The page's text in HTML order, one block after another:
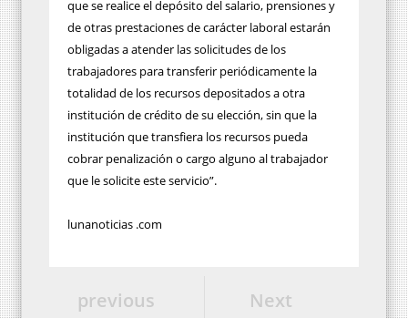
que se realice el depósito del salario, prensiones y
de otras prestaciones de carácter laboral estarán
obligadas a atender las solicitudes de los
trabajadores para transferir periódicamente la
totalidad de los recursos depositados a otra
institución de crédito de su elección, sin que la
institución que transfiera los recursos pueda
cobrar penalización o cargo alguno al trabajador
que le solicite este servicio”.
lunanoticias .com
Next
previous